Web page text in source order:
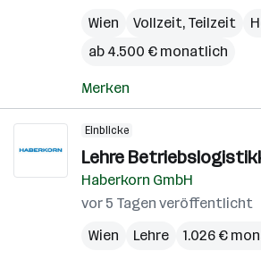
Wien
Vollzeit, Teilzeit
ab 4.500 € monatlich
Merken
Einblicke
Lehre
Haberkorn GmbH
vor 5 Tagen veröffentlicht
Wien
Lehre 1.026 €